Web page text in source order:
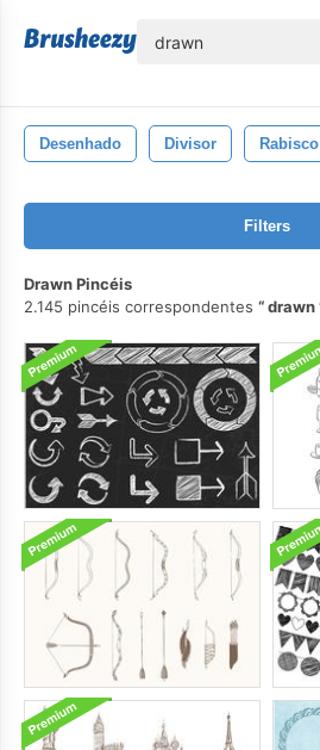
Desenhado Divisor Rabisco
Filters
Drawn Pincéis
2.145 pincéis correspondentes
drawn